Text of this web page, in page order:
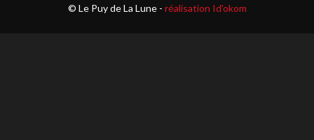
© Le Puy de La Lune - réalisation Id'okom